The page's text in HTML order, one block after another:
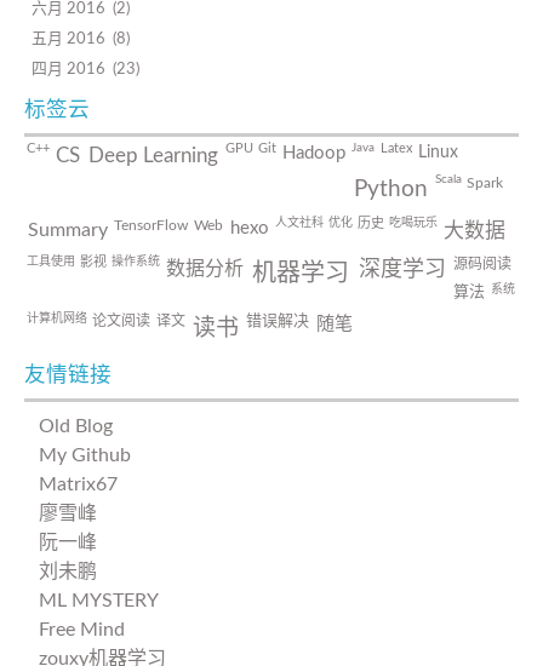
六月 2016 2
五月 2016 8
四月 2016 23
标签云
C++ CS Deep Learning GPU Git Hadoop Java Latex Linux
Python Scala Spark
Summary TensorFlow Web hexo 人文社科 优化 历史 吃喝玩乐 大数据
工具使用 影视 操作系统 数据分析 机器学习 深度学习 源码阅读
算法 系统
计算机网络 论文阅读 译文 读书 错误解决 随笔
友情链接
Old Blog
My Github
Matrix67
廖雪峰
阮一峰
刘未鹏
ML MYSTERY
Free Mind
zouxy机器学习